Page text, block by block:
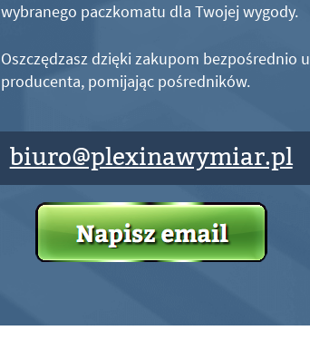
wybranego paczkomatu dla Twojej wygody.
Oszczędzasz dzięki zakupom bezpośrednio u
producenta, pomijając pośredników.
biuro@plexinawymiar.pl